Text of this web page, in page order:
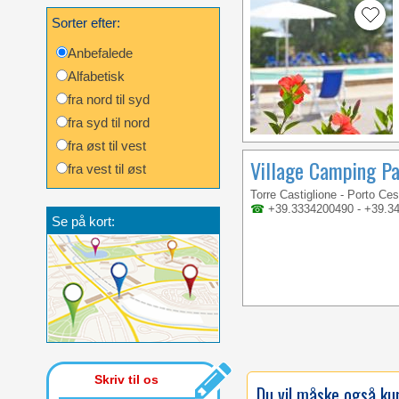
Sorter efter:
Anbefalede
Alfabetisk
fra nord til syd
fra syd til nord
fra øst til vest
fra vest til øst
Se på kort:
Skriv til os
Village Camping
Torre Castiglione - Porto
☎ +39.3334200490 -